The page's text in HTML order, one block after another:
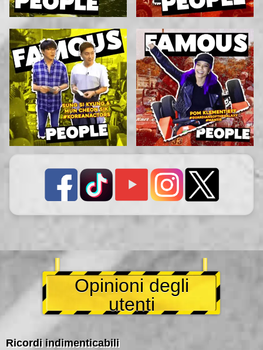
Opinioni degli
utenti
Ricordi indimenticabili